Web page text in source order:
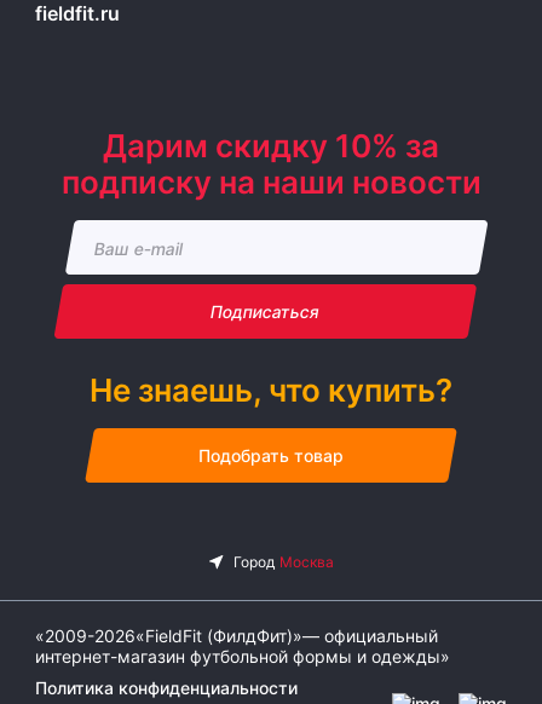
fieldfit.ru
Дарим скидку 10% за
подписку на наши новости
Подписаться
Не знаешь, что купить?
Подобрать товар
«2009-2026«FieldFit (ФилдФит)»— официальный
интернет-магазин футбольной формы и одежды»
Политика конфиденциальности